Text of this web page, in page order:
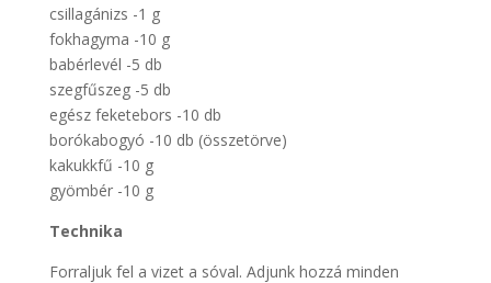
csillagánizs -1 g
fokhagyma -10 g
babérlevél -5 db
szegfűszeg -5 db
egész feketebors -10 db
borókabogyó -10 db (összetörve)
kakukkfű -10 g
gyömbér -10 g
Technika
Forraljuk fel a vizet a sóval. Adjunk hozzá minden